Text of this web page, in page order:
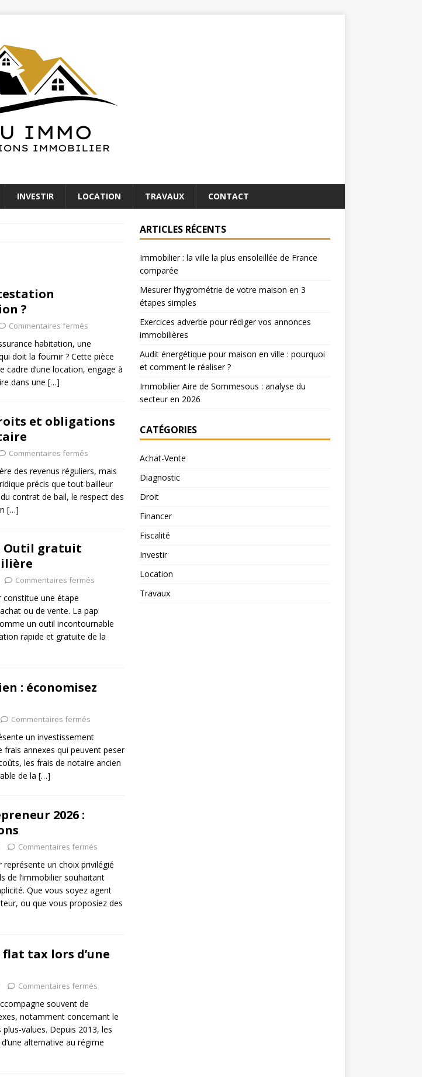
INVESTIR LOCATION TRAVAUX CONTACT
?
Commentaires fermés
habitation, une
doit la fournir ? Cette pièce
cadre d’une location, engage à
dans une […]
et obligations
Commentaires fermés
des revenus réguliers, mais
précis que tout bailleur
contrat de bail, le respect des
[…]
: Outil gratuit
Commentaires fermés
constitue une étape
ou de vente. La pap
un outil incontournable
rapide et gratuite de la
: économisez
Commentaires fermés
un investissement
annexes qui peuvent peser
les frais de notaire ancien
de la […]
2026 :
Commentaires fermés
représente un choix privilégié
de l’immobilier souhaitant
Que vous soyez agent
ou que vous proposiez des
tax lors d’une
Commentaires fermés
souvent de
notamment concernant le
values. Depuis 2013, les
alternative au régime
ARTICLES RÉCENTS
Immobilier : la ville la plus ensoleillée de France
comparée
Mesurer l’hygrométrie de votre maison en 3
étapes simples
Exercices adverbe pour rédiger vos annonces
immobilières
Audit énergétique pour maison en ville : pourquoi
et comment le réaliser ?
Immobilier Aire de Sommesous : analyse du
secteur en 2026
CATÉGORIES
Achat-Vente
Diagnostic
Droit
Financer
Fiscalité
Investir
Location
Travaux